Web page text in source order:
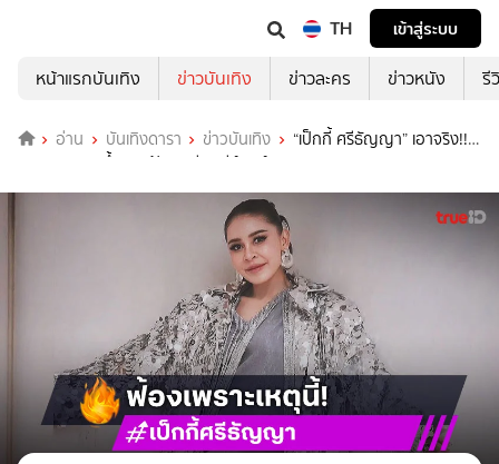
TH
เข้าสู่ระบบ
หน้าแรกบันเทิง
ข่าวบันเทิง ข่าวละคร ข่าวหนัง รี
อ่าน บันเทิงดารา ข่าวบันเทิง
“เป็กกี้ ศรีธัญญา” เอาจริง!!
ควง “ทนาย” ขึ้นศาลฟ้องเกรียนคีย์บอร์ด